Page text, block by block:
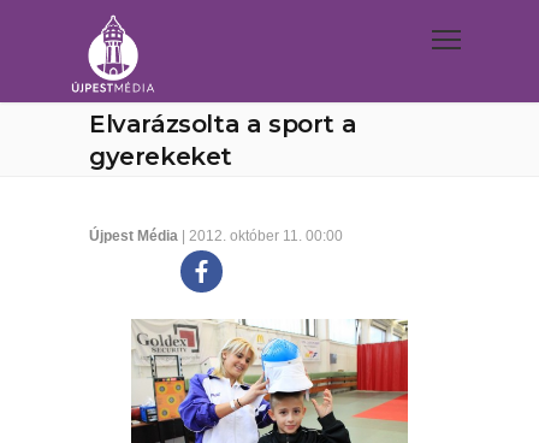
Elvarázsolta a sport a
gyerekeket
Újpest Média | 2012. október 11. 00:00